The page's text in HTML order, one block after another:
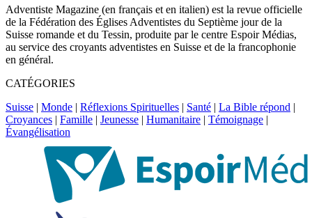
Adventiste Magazine (en français et en italien) est la revue officielle
de la Fédération des Églises Adventistes du Septième jour de la
Suisse romande et du Tessin, produite par le centre Espoir Médias,
au service des croyants adventistes en Suisse et de la francophonie
en général.
CATÉGORIES
Suisse | Monde | Réflexions Spirituelles | Santé | La Bible répond |
Croyances | Famille | Jeunesse | Humanitaire | Témoignage |
Évangélisation